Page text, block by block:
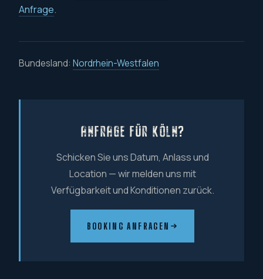
Anfrage.
Bundesland: Nordrhein-Westfalen
ANFRAGE FÜR KÖLN?
Schicken Sie uns Datum, Anlass und
Location — wir melden uns mit
Verfügbarkeit und Konditionen zurück.
BOOKING ANFRAGEN